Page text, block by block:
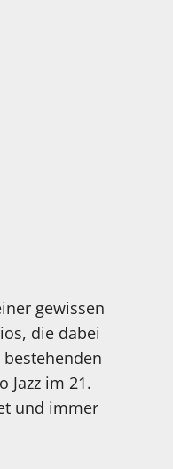
gewissen
die dabei
Jazz im 21.
und immer